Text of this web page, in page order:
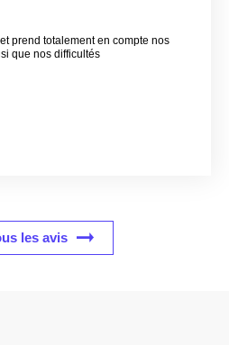
prend totalement en compte nos
que nos difficultés
les avis